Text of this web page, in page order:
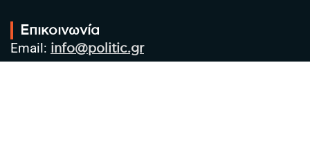
Επικοινωνία
Email: info@politic.gr
Τηλ: